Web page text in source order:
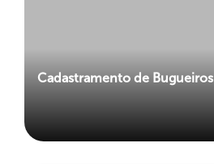
Cadastramento de Bugueiros